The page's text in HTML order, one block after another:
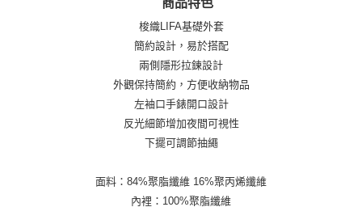
梭織LIFA基礎外套
簡約設計，易於搭配
兩側隱形拉鍊設計
外觀保持簡約，方便收納物品
左袖口手錶開口設計
反光細節增加夜間可視性
下擺可調節抽繩
面料：84%聚脂纖維 16%聚丙烯纖維
內裡：100%聚脂纖維